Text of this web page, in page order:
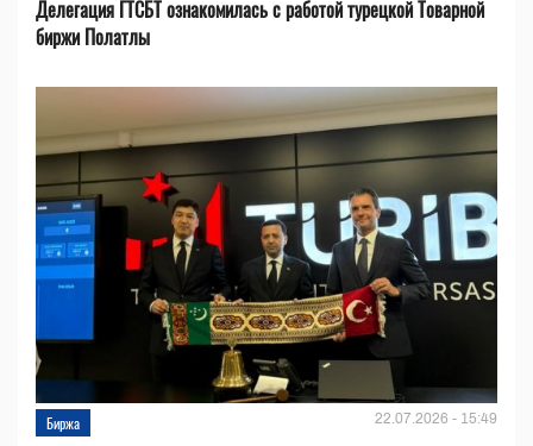
Делегация ГТСБТ ознакомилась с работой турецкой Товарной
биржи Полатлы
Биржа 22.07.2026 - 15:49